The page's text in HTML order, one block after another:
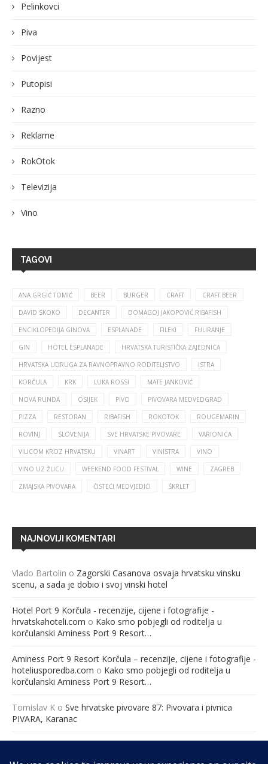
Pelinkovci
Piva
Povijest
Putopisi
Razno
Reklame
RokOtok
Televizija
Vino
TAGOVI
ANA GRGIĆ TOMIĆ BEER BURGER CRAFT CRAFT BEER
DAVID SKOKO DECANTER DOMAGOJ JAKOPOVIĆ RIBAFISH
ENCIKLOPEDIJA GINOVA ESPLANADE FILEKI FULIRANJE
GIN HOTEL ESPLANADE HRVATSKA TURISTIČKA ZAJEDNICA
HRVATSKA UDRUGA ZA RAVNOPRAVNO RODITELJSTVO ISTRA
KORČULA KRK LUKA ROSSI MATE JANKOVIĆ
NOVA RUNDA OSIJEK PIVO PIVOVARA MEDVEDGRAD
PIZZA RESTORAN RIBAFISH ROKOTOK ROUGEMARIN
ROVINJ SLOVENIJA SVE HRVATSKE PIVOVARE VARIONICA
VILICOM KROZ HRVATSKU VINART VINISTRA VINO
VINO UZ ŽLICU WEEKEND FOOD FESTIVAL WINE ZAGREB
ZMAJSKA PIVOVARA ČISTEĆI MEDVJEDIĆI ŠKRLET
NAJNOVIJI KOMENTARI
Vlado Bartolin o Zagorski Casanova osvaja hrvatsku vinsku
scenu, a sada je dobio i svoj vinski hotel
Hotel Port 9 Korčula - recenzije, cijene i fotografije -
hrvatskahoteli.com o Kako smo pobjegli od roditelja u
korčulanski Aminess Port 9 Resort…
Aminess Port 9 Resort Korčula – recenzije, cijene i fotografije -
hoteliusporedba.com o Kako smo pobjegli od roditelja u
korčulanski Aminess Port 9 Resort…
Tomislav K o Sve hrvatske pivovare 87: Pivovara i pivnica
PIVARA, Karanac
Međunarodna konferencija “Ravnopravno roditeljstvo – jučer,